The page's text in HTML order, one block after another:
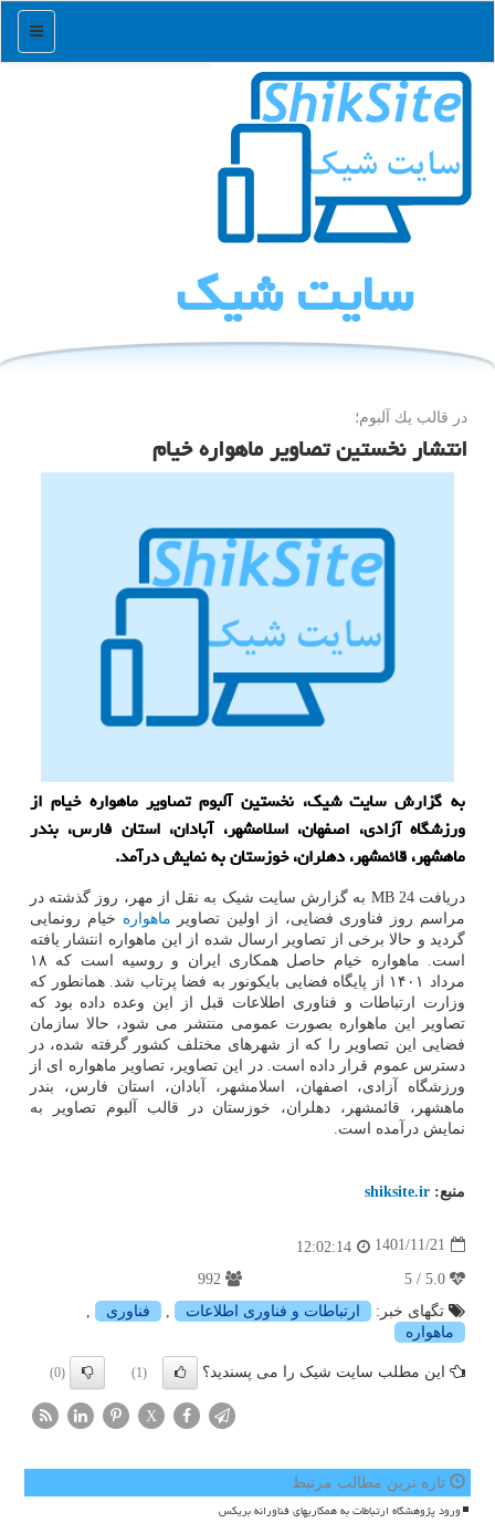
منو
سایت شیك
در قالب یك آلبوم؛
انتشار نخستین تصاویر ماهواره خیام
به گزارش سایت شیک، نخستین آلبوم تصاویر ماهواره خیام از
ورزشگاه آزادی، اصفهان، اسلامشهر، آبادان، استان فارس، بندر
ماهشهر، قائمشهر، دهلران، خوزستان به نمایش درآمد.
دریافت 24 MB به گزارش سایت شیک به نقل از مهر، روز گذشته در
مراسم روز فناوری فضایی، از اولین تصاویر ماهواره خیام رونمایی
گردید و حالا برخی از تصاویر ارسال شده از این ماهواره انتشار یافته
است. ماهواره خیام حاصل همکاری ایران و روسیه است که ۱۸
مرداد ۱۴۰۱ از پایگاه فضایی بایکونور به فضا پرتاب شد. همانطور که
وزارت ارتباطات و فناوری اطلاعات قبل از این وعده داده بود که
تصاویر این ماهواره بصورت عمومی منتشر می شود، حالا سازمان
فضایی این تصاویر را که از شهرهای مختلف کشور گرفته شده، در
دسترس عموم قرار داده است. در این تصاویر، تصاویر ماهواره ای از
ورزشگاه آزادی، اصفهان، اسلامشهر، آبادان، استان فارس، بندر
ماهشهر، قائمشهر، دهلران، خوزستان در قالب آلبوم تصاویر به
نمایش درآمده است.
منبع: shiksite.ir
1401/11/21
12:02:14
تگهای خبر:
ارتباطات و فناوری اطلاعات فناوری
ماهواره
این مطلب سایت شیک را می پسندید؟ (1)
(0)
X
تازه ترین مطالب مرتبط
ورود پژوهشگاه ارتباطات به همکاریهای فناورانه بریکس